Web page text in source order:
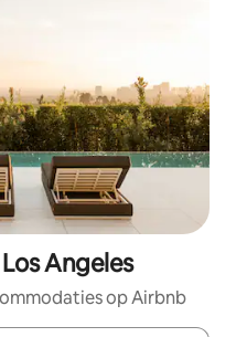
Angeles
op Airbnb